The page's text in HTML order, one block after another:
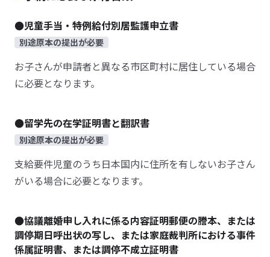
●児童手当・特例給付別居監護申立書
別途原本の提出が必要
お子さんが申請者と異なる市区町村に居住している場合
に必要となります。
●留学先の在学証明書と翻訳書
別途原本の提出が必要
支給要件児童のうち日本国内に住所を有しないお子さん
がいる場合に必要となります。
●協議離婚申し入れに係る内容証明郵便の謄本、または
調停期日呼出状の写し、または家庭裁判所における事件
係属証明書、または調停不成立証明書